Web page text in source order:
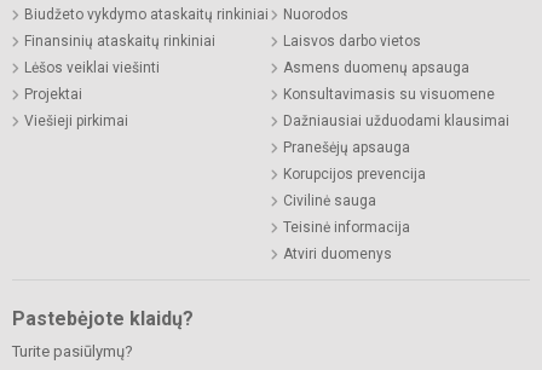
Biudžeto vykdymo ataskaitų rinkiniai
Finansinių ataskaitų rinkiniai
Lėšos veiklai viešinti
Projektai
Viešieji pirkimai
Nuorodos
Laisvos darbo vietos
Asmens duomenų apsauga
Konsultavimasis su visuomene
Dažniausiai užduodami klausimai
Pranešėjų apsauga
Korupcijos prevencija
Civilinė sauga
Teisinė informacija
Atviri duomenys
Pastebėjote klaidų?
Turite pasiūlymų?